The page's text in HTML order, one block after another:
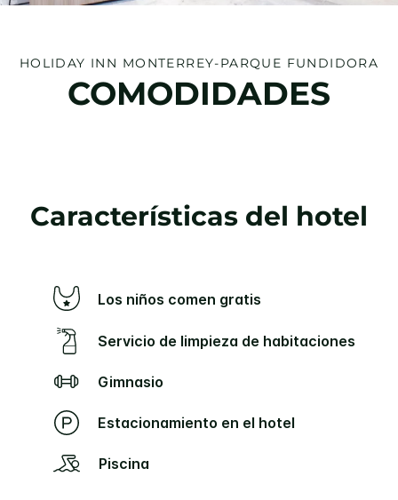
HOLIDAY INN MONTERREY-PARQUE FUNDIDORA
COMODIDADES
Características del hotel
Los niños comen gratis
Servicio de limpieza de habitaciones
Gimnasio
Estacionamiento en el hotel
Piscina